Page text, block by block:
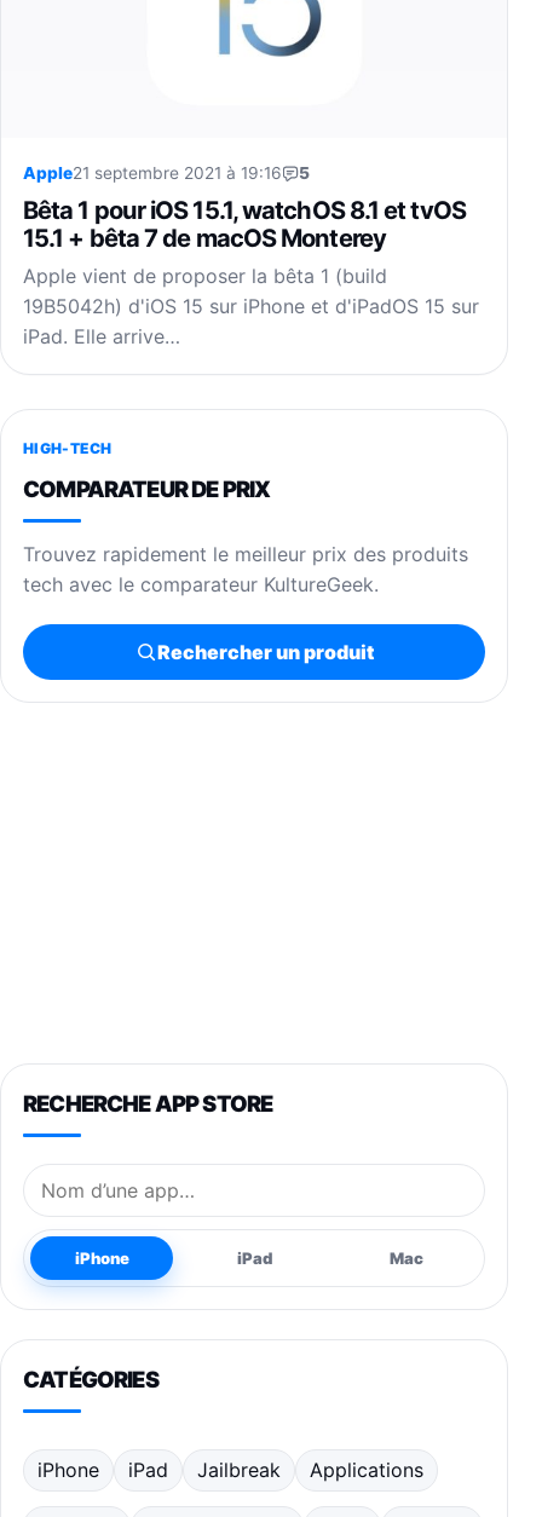
Apple21 septembre 2021 à 19:16 5
Bêta 1 pour iOS 15.1, watchOS 8.1 et tvOS
15.1 + bêta 7 de macOS Monterey
Apple vient de proposer la bêta 1 (build
19B5042h) d'iOS 15 sur iPhone et d'iPadOS 15 sur
iPad. Elle arrive…
HIGH-TECH
COMPARATEUR DE PRIX
Trouvez rapidement le meilleur prix des produits
tech avec le comparateur KultureGeek.
Rechercher un produit
RECHERCHE APP STORE
Nom de l’application
iPhone iPad Mac
CATÉGORIES
iPhone iPad Jailbreak Applications